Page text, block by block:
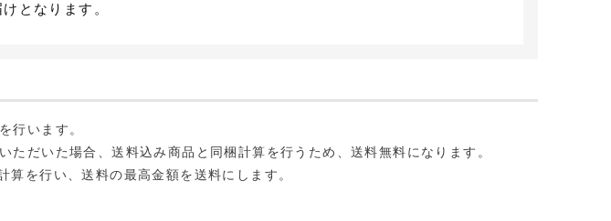
となります。
行います。
ただいた場合、送料込み商品と同梱計算を行うため、送料無料になります。
を行い、送料の最高金額を送料にします。